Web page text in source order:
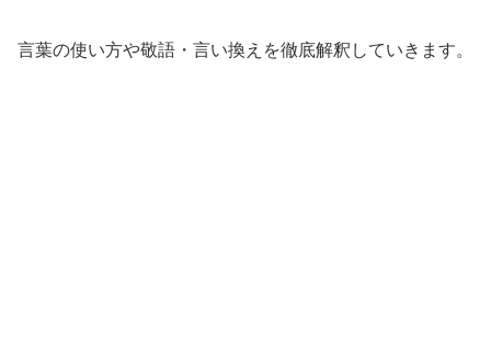
言葉の使い方や敬語・言い換えを徹底解釈していきます。